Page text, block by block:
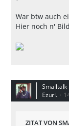
War btw auch
Hier noch n' Bild
Smalltalk
Ezuri.
ZITAT VON